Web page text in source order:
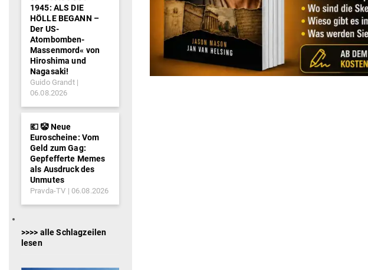
1945: ALS DIE
HÖLLE BEGANN –
Der US-
Atombomben-
Massenmord« von
Hiroshima und
Nagasaki!
Guido Grandt
06.08.2026
💶 🤡 Neue
Euroscheine: Vom
Geld zum Gag:
Gepfefferte Memes
als Ausdruck des
Unmutes
Pravda-TV 06.08.2026
>>>> alle Schlagzeilen
lesen